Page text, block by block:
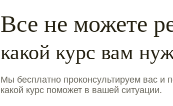
Все не можете
какой курс вам
Мы бесплатно проконсультируем вас и
какой курс поможет в вашей ситуации.